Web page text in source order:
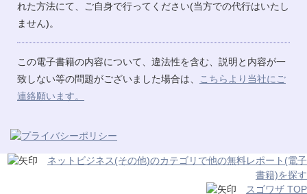
れた方法にて、ご自身で行ってください(当方での代行はいたし
ません)。
この電子書籍の内容について、違法性を含む、説明と内容が一
致しない等の問題がございました場合は、
こちらより当社にご
連絡願います。
ネットビジネス(その他)のカテゴリで他の無料レポート(電子
書籍)を探す
スゴワザ TOP